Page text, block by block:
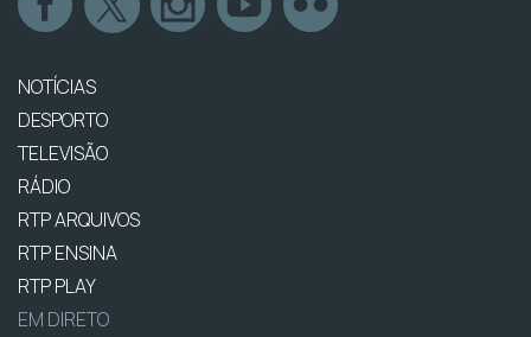
NOTÍCIAS
DESPORTO
TELEVISÃO
RÁDIO
RTP ARQUIVOS
RTP ENSINA
RTP PLAY
EM DIRETO